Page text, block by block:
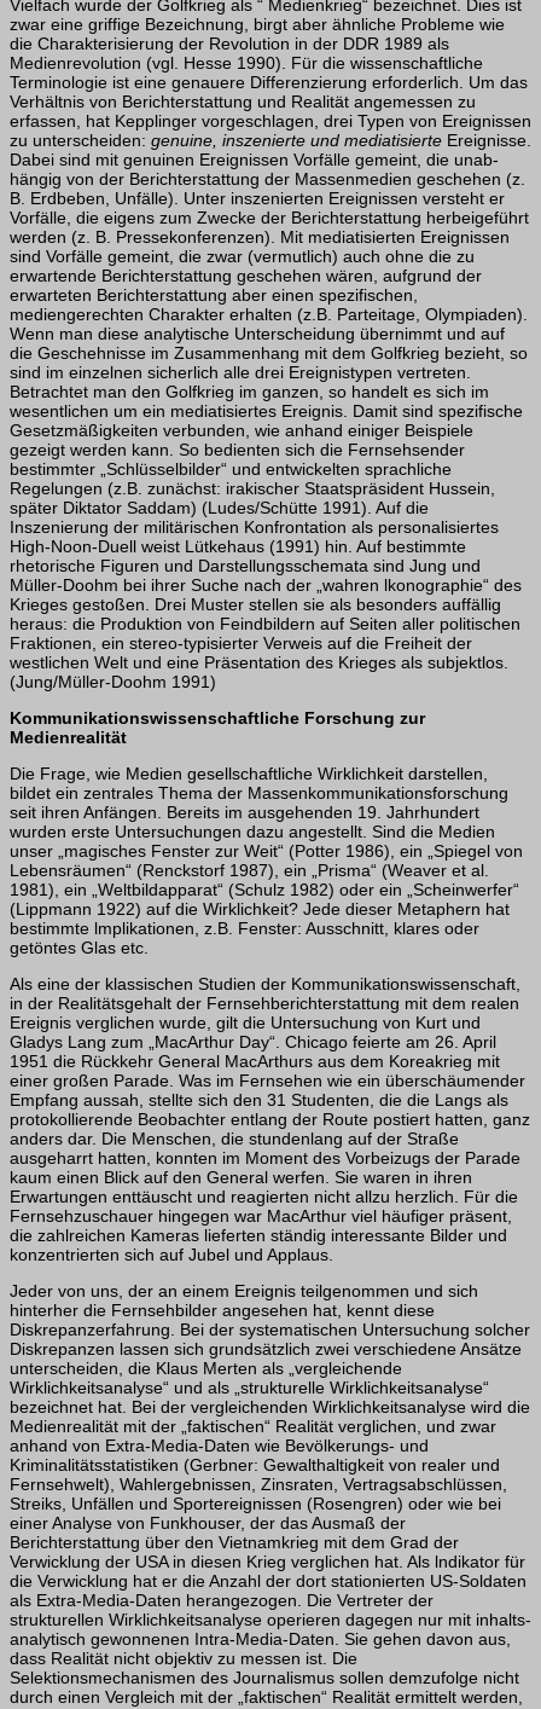
Vielfach wurde der Golfkrieg als “ Medienkrieg“ bezeichnet. Dies ist
zwar eine griffige Bezeichnung, birgt aber ähnliche Probleme wie
die Charakterisierung der Revolution in der DDR 1989 als
Medienrevolution (vgl. Hesse 1990). Für die wissenschaftliche
Terminologie ist eine genauere Differenzierung erforderlich. Um das
Verhältnis von Berichterstattung und Realität angemessen zu
erfassen, hat Kepplinger vorgeschla­gen, drei Typen von Ereignissen
zu unterscheiden: genuine, inszenierte und mediati­sierte Ereignisse.
Dabei sind mit genuinen Ereignissen Vorfälle gemeint, die unab­
hängig von der Berichterstattung der Massenmedien geschehen (z.
B. Erdbeben, Unfälle). Unter inszenierten Ereignissen versteht er
Vorfälle, die eigens zum Zwecke der Berichterstattung herbeigeführt
werden (z. B. Pressekonferenzen). Mit mediati­sierten Ereignissen
sind Vorfälle gemeint, die zwar (vermutlich) auch ohne die zu
erwartende Berichterstattung geschehen wären, aufgrund der
erwarteten Berichter­stattung aber einen spezifischen,
mediengerechten Charakter erhalten (z.B. Parteitage, Olympiaden).
Wenn man diese analytische Unterscheidung übernimmt und auf
die Geschehnisse im Zusammenhang mit dem Golfkrieg bezieht, so
sind im einzel­nen sicherlich alle drei Ereignistypen vertreten.
Betrachtet man den Golfkrieg im gan­zen, so handelt es sich im
wesentlichen um ein mediatisiertes Ereignis. Damit sind spezifische
Gesetzmäßigkeiten verbunden, wie anhand einiger Beispiele
gezeigt werden kann. So bedienten sich die Fernsehsender
bestimmter „Schlüsselbilder“ und entwickelten sprachliche
Regelungen (z.B. zunächst: irakischer Staatspräsident Hussein,
später Diktator Saddam) (Ludes/Schütte 1991). Auf die
Inszenierung der militärischen Konfrontation als personalisiertes
High-Noon-Duell weist Lütkehaus (1991) hin. Auf bestimmte
rhetorische Figuren und Darstellungsschemata sind Jung und
Müller-Doohm bei ihrer Suche nach der „wahren lkonographie“ des
Krieges ge­stoßen. Drei Muster stellen sie als besonders auffällig
heraus: die Produktion von Feindbildern auf Seiten aller politischen
Fraktionen, ein stereo-typisierter Verweis auf die Freiheit der
westlichen Welt und eine Präsentation des Krieges als subjektlos.
(Jung/Müller-Doohm 1991)
Kommunikationswissenschaftliche Forschung zur
Medienrealität
Die Frage, wie Medien gesellschaftliche Wirklichkeit darstellen,
bildet ein zentrales Thema der Massenkommunikationsforschung
seit ihren Anfängen. Bereits im ausge­henden 19. Jahrhundert
wurden erste Untersuchungen dazu angestellt. Sind die Medien
unser „magisches Fenster zur Weit“ (Potter 1986), ein „Spiegel von
Lebens­räumen“ (Renckstorf 1987), ein „Prisma“ (Weaver et al.
1981), ein „Weltbildapparat“ (Schulz 1982) oder ein „Scheinwerfer“
(Lippmann 1922) auf die Wirklichkeit? Jede dieser Metaphern hat
bestimmte lmplikationen, z.B. Fenster: Ausschnitt, klares oder
getöntes Glas etc.
Als eine der klassischen Studien der Kommunikationswissenschaft,
in der Realitäts­gehalt der Fernsehberichterstattung mit dem realen
Ereignis verglichen wurde, gilt die Untersuchung von Kurt und
Gladys Lang zum „MacArthur Day“. Chicago feierte am 26. April
1951 die Rückkehr General MacArthurs aus dem Koreakrieg mit
einer großen Parade. Was im Fernsehen wie ein überschäumender
Empfang aussah, stellte sich den 31 Studenten, die die Langs als
protokollierende Beobachter entlang der Route postiert hatten, ganz
anders dar. Die Menschen, die stundenlang auf der Straße
ausgeharrt hatten, konnten im Moment des Vorbeizugs der Parade
kaum einen Blick auf den General werfen. Sie waren in ihren
Erwartungen enttäuscht und reagierten nicht allzu herzlich. Für die
Fernsehzuschauer hingegen war MacArthur viel häufiger präsent,
die zahlreichen Kameras lieferten ständig interessante Bilder und
konzentrierten sich auf Jubel und Applaus.
Jeder von uns, der an einem Ereignis teilgenommen und sich
hinterher die Fernseh­bilder angesehen hat, kennt diese
Diskrepanzerfahrung. Bei der systematischen Untersuchung solcher
Diskrepanzen lassen sich grundsätzlich zwei verschiedene Ansätze
unterscheiden, die Klaus Merten als „vergleichende
Wirklichkeitsanalyse“ und als „strukturelle Wirklichkeitsanalyse“
bezeichnet hat. Bei der vergleichenden Wirklichkeitsanalyse wird die
Medienrealität mit der „faktischen“ Realität verglichen, und zwar
anhand von Extra-Media-Daten wie Bevölkerungs- und
Kriminalitätsstatistiken (Gerbner: Gewalthaltigkeit von realer und
Fernsehwelt), Wahlergebnissen, Zinsraten, Vertragsabschlüssen,
Streiks, Unfällen und Sportereignissen (Rosengren) oder wie bei
einer Analyse von Funkhouser, der das Ausmaß der
Berichterstattung über den Vietnamkrieg mit dem Grad der
Verwicklung der USA in diesen Krieg verglichen hat. Als lndikator für
die Verwicklung hat er die Anzahl der dort stationierten US-Soldaten
als Extra-Media-Daten herangezogen. Die Vertreter der
strukturellen Wirklichkeitsanalyse operieren dagegen nur mit inhalts-
analytisch gewonnenen Intra-Media-Daten. Sie gehen davon aus,
dass Realität nicht objektiv zu messen ist. Die
Selektionsmechanismen des Journalismus sollen demzufolge nicht
durch einen Vergleich mit der „faktischen“ Realität ermittelt werden,